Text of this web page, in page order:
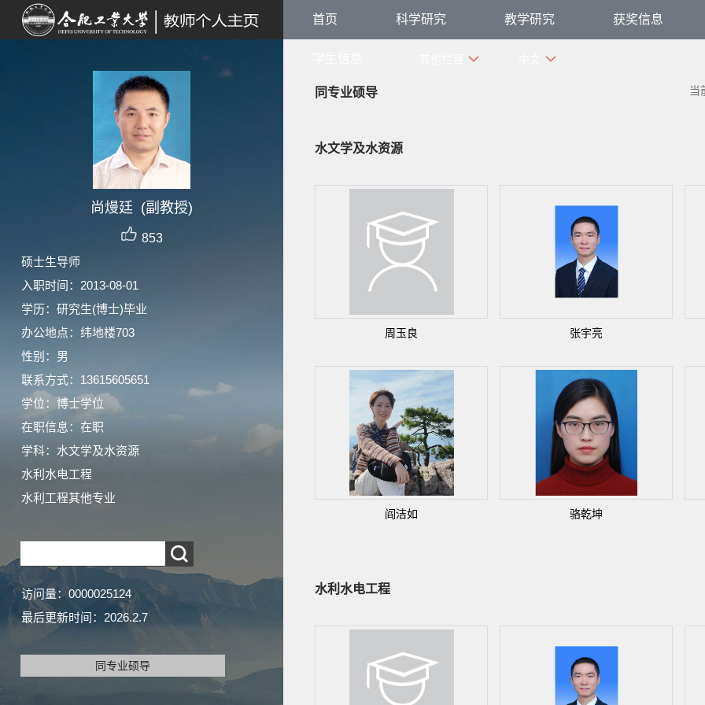
尚熳廷 (副教授)
853
硕士生导师
入职时间：2013-08-01
学历：研究生(博士)毕业
办公地点：纬地楼703
性别：男
联系方式：13615605651
学位：博士学位
在职信息：在职
学科：水文学及水资源
水利水电工程
水利工程其他专业
访问量： 0000025124
最后更新时间： 2026.2.7
同专业硕导
首页 科学研究 教学研究 获奖信息
同专业硕导 当
水文学及水资源
周玉良 张宇亮
阎洁如 骆乾坤
水利水电工程